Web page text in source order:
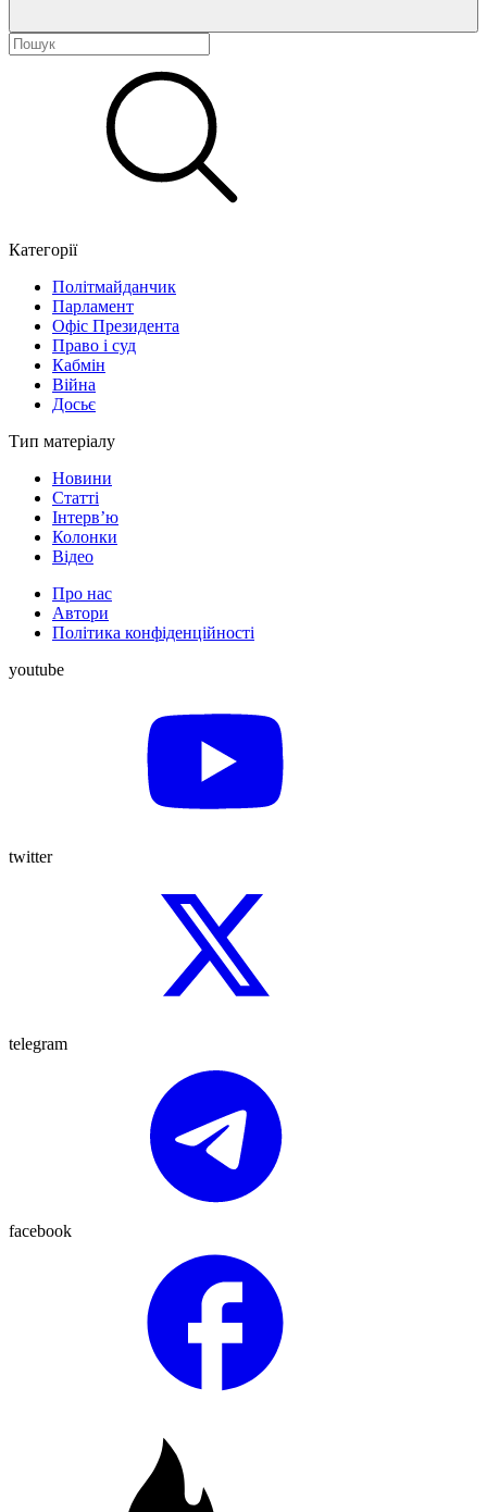
Категорії
Політмайданчик
Парламент
Офіс Президента
Право і суд
Кабмін
Війна
Досьє
Тип матеріалу
Новини
Статті
Інтерв’ю
Колонки
Відео
Про нас
Автори
Політика конфіденційності
youtube
twitter
telegram
facebook